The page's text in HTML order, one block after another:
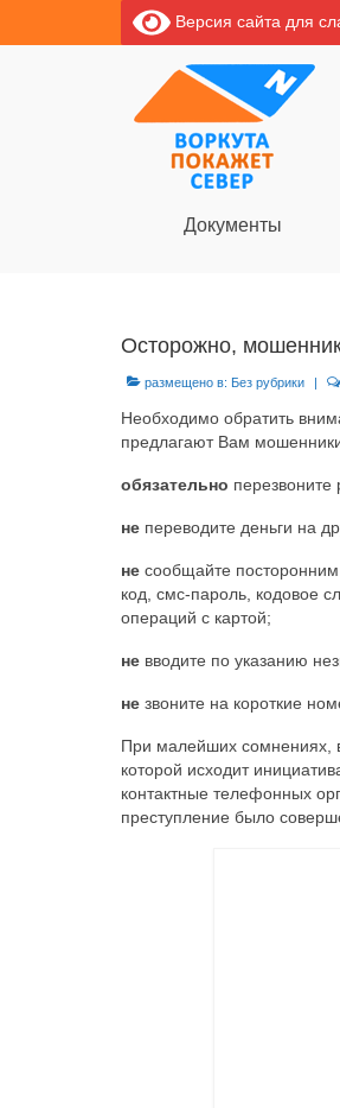
Версия сайта для
Документы
Осторожно,
размещено в: Без рубрики |
Необходимо обратить
предлагают Вам
обязательно
не переводите деньги на
не сообщайте
код, смс-пароль, кодовое
операций с картой;
не вводите по указанию
не звоните на короткие
При малейших сомнениях,
которой исходит
контактные телефонных
преступление было